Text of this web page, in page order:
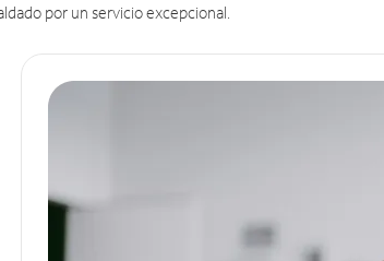
por un servicio excepcional.